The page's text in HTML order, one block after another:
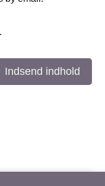
Indsend indhold